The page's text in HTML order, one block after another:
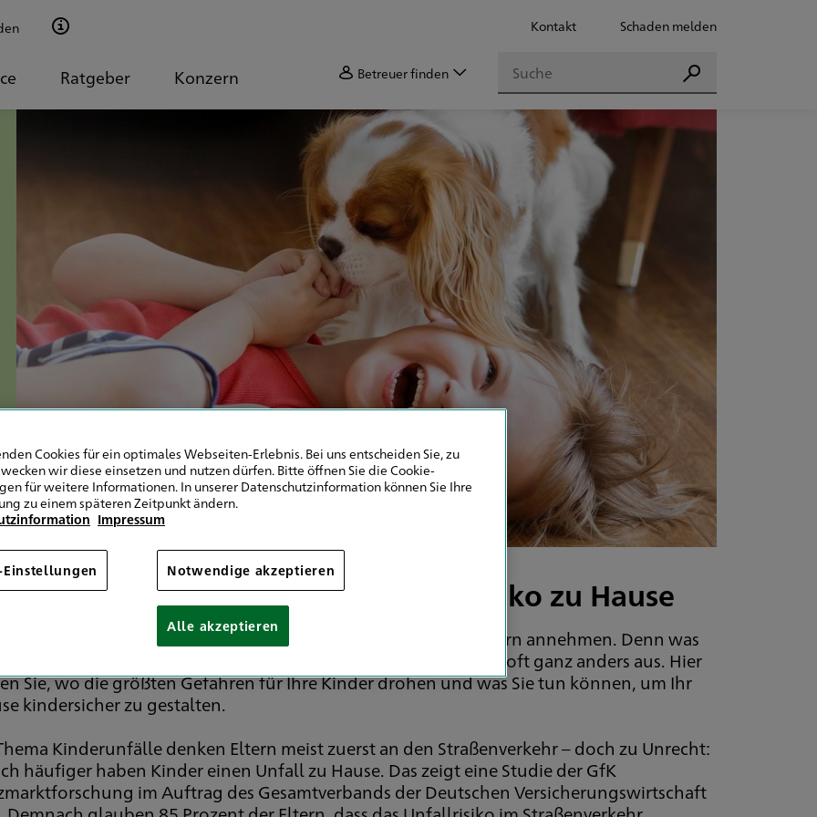
Kontakt Schaden melden
Ratgeber Konzern Betreuer finden Suchen
Suchen
Eltern unterschätzen das Unfallrisiko zu Hause
für Kinderunfälle ist zu Hause erheblich höher, als viele Eltern annehmen. Denn was
in den eigenen vier Wänden sicher ist, sieht für Kinder oft ganz anders aus. Hier
Sie, wo die größten Gefahren für Ihre Kinder drohen und was Sie tun können, um Ihr
kindersicher zu gestalten.
Kinderunfälle denken Eltern meist zuerst an den Straßenverkehr – doch zu Unrecht:
häufiger haben Kinder einen Unfall zu Hause. Das zeigt eine Studie der GfK
im Auftrag des Gesamtverbands der Deutschen Versicherungswirtschaft
Cookies für ein optimales Webseiten-Erlebnis. Bei uns entscheiden Sie, zu
wir diese einsetzen und nutzen dürfen. Bitte öffnen Sie die Cookie-
für weitere Informationen. In unserer Datenschutzinformation können Sie Ihre
zu einem späteren Zeitpunkt ändern.
Impressum
Einstellungen Notwendige akzeptieren
Alle akzeptieren